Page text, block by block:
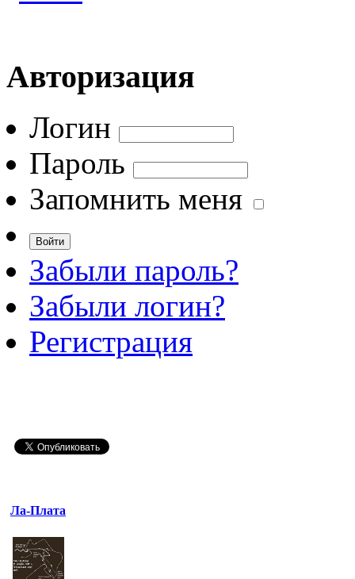
Авторизация
Логин
Пароль
Запомнить меня
Забыли пароль?
Забыли логин?
Регистрация
Ла-Плата